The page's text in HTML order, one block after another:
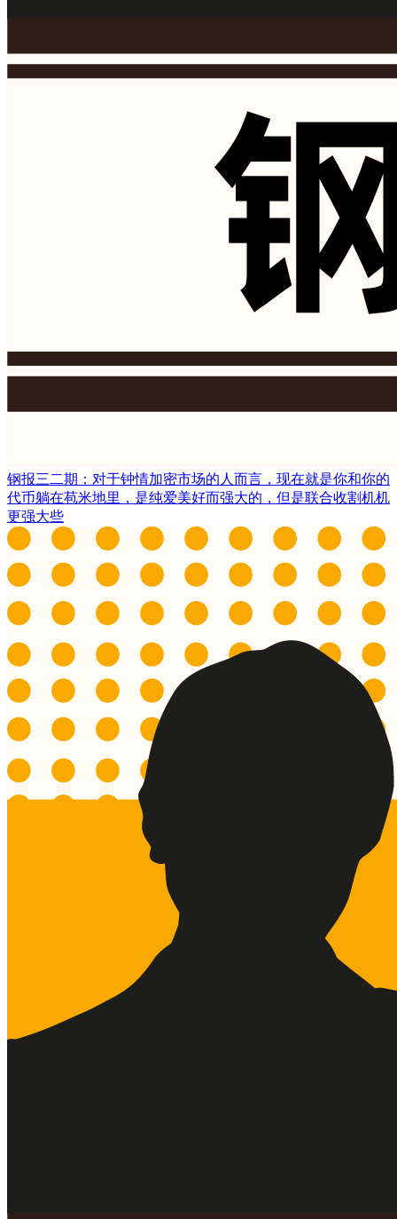
钢报三二期：对于钟情加密市场的人而言，现在就是你和你的
代币躺在苞米地里，是纯爱美好而强大的，但是联合收割机机
更强大些